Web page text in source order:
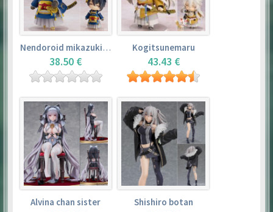
Nendoroid mikazuki munechika
38.50 €
Kogitsunemaru
43.43 €
Alvina chan sister Shishiro botan